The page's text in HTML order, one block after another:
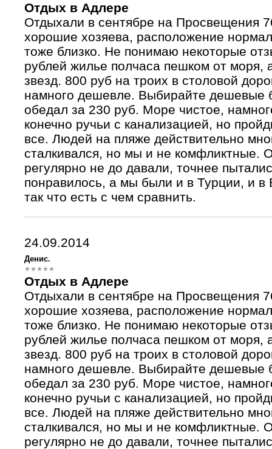
Отдых в Адлере
Отдыхали в сентябре на Просвещения
хорошие хозяева, расположение
тоже близко. Не понимаю некоторые
рублей жилье полчаса пешком от моря,
звезд. 800 руб на троих в столовой
намного дешевле. Выбирайте дешевые
обедал за 230 руб. Море чистое,
конечно ручьи с канализацией, но
все. Людей на пляже действительно
сталкивался, но мы и не комфликтные.
регулярно не до давали, точнее
понравилось, а мы были и в Турции, и в
так что есть с чем сравнить.
24.09.2014
Денис.
Отдых в Адлере
Отдыхали в сентябре на Просвещения
хорошие хозяева, расположение
тоже близко. Не понимаю некоторые
рублей жилье полчаса пешком от моря,
звезд. 800 руб на троих в столовой
намного дешевле. Выбирайте дешевые
обедал за 230 руб. Море чистое,
конечно ручьи с канализацией, но
все. Людей на пляже действительно
сталкивался, но мы и не комфликтные.
регулярно не до давали, точнее